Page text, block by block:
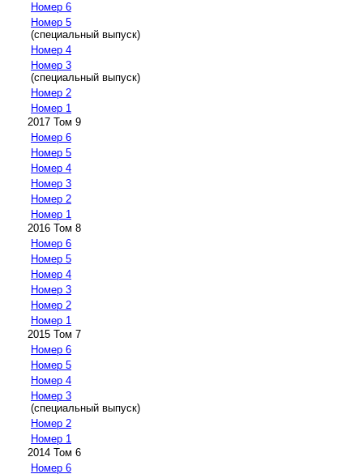
Номер 6
Номер 5
(специальный выпуск)
Номер 4
Номер 3
(специальный выпуск)
Номер 2
Номер 1
2017 Том 9
Номер 6
Номер 5
Номер 4
Номер 3
Номер 2
Номер 1
2016 Том 8
Номер 6
Номер 5
Номер 4
Номер 3
Номер 2
Номер 1
2015 Том 7
Номер 6
Номер 5
Номер 4
Номер 3
(специальный выпуск)
Номер 2
Номер 1
2014 Том 6
Номер 6